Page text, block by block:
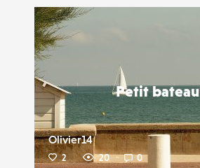
Petit bateau
Olivier14
2 20 0